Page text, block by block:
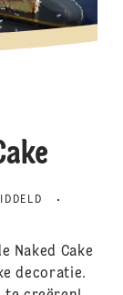
4.5. Click to rate.
Naked Cake
decoratie.